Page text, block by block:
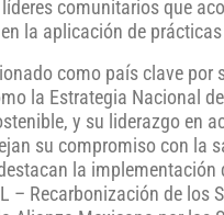
comunitarios que
la aplicación de
como país clave por
la Estrategia Nacional
y su liderazgo en
su compromiso con la
la implementación
– Recarbonización de los